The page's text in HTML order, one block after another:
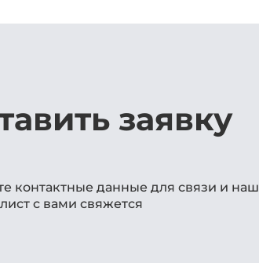
заявку
контактные данные для связи и наш
с вами свяжется